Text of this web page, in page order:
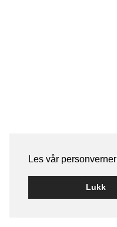
Les vår
Lukk